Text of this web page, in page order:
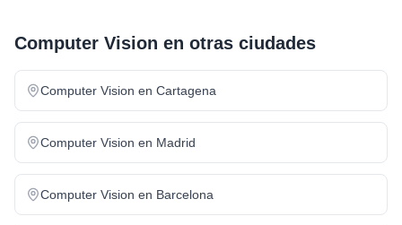
Computer Vision en otras ciudades
Computer Vision en Cartagena
Computer Vision en Madrid
Computer Vision en Barcelona